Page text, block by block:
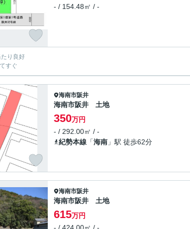
- / 154.48㎡ / -
り良好
すぐ
海南市阪井
海南市阪井 土地
350万円
- / 292.00㎡ / -
紀勢本線 「海南 」駅 徒歩62分
海南市阪井
海南市阪井 土地
615万円